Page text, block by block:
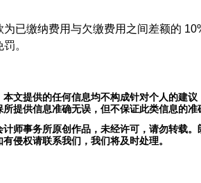
为已缴纳费用与欠缴费用之间差额的
。
本文提供的任何信息均不构成针对个人的建
所提供信息准确无误，但不保证此类信息的
计师事务所原创作品，未经许可，请勿转载
有侵权请联系我们，我们将及时处理。